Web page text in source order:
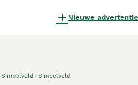
Nieuwe advertentie
Simpelveld Simpelveld